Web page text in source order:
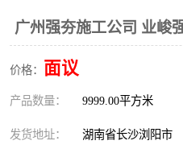
广州强夯施工公司 业峻
价格： 面议
产品数量： 9999.00平方米
发货地址： 湖南省长沙浏阳市